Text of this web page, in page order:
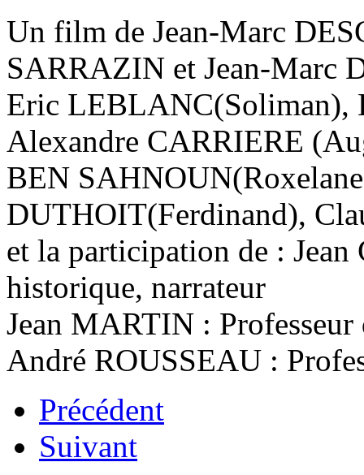
Un film de Jean-Marc
SARRAZIN et Jean-Marc
Eric LEBLANC(Soliman),
Alexandre CARRIERE
BEN
DUTHOIT(Ferdinand),
et la participation de :
historique, narrateur
Jean MARTIN :
André ROUSSEAU :
Précédent
Suivant